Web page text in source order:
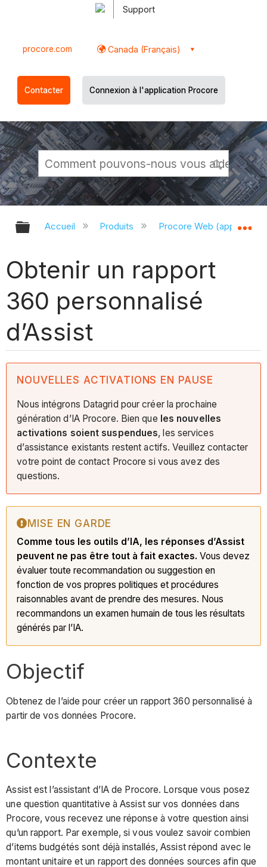
Support
procore.com Canada (Français)
Contacter Connexion à l'application Procore
Développer/réduire la hiérarchie
Accueil Produits Procore Web
Obtenir un rapport
360 personnalisé
d’Assist
NOUVELLES ACTIVATIONS EN PAUSE
Nous intégrons Datagrid pour créer la prochaine
génération d’IA Procore. Bien que les nouvelles
activations soient suspendues, les services
d’assistance existants restent actifs. Veuillez contacter
votre point de contact Procore si vous avez des
questions.
MISE EN GARDE
Comme tous les outils d’IA, les réponses d’Assist
peuvent ne pas être tout à fait exactes.Vous devez
évaluer toute recommandation ou suggestion en
fonction de vos propres politiques et procédures
raisonnables avant de prendre des mesures. Nous
recommandons un examen humain de tous les résultats
générés par l’IA.
Objectif
Obtenez de l’aide pour créer un rapport 360 personnalisé à
partir de vos données Procore.
Contexte
Assist est l’assistant d’IA de Procore. Lorsque vous posez
une question quantitative à Assist sur vos données dans
Procore, vous recevez une réponse à votre question ainsi
qu’un rapport. Par exemple, si vous voulez savoir combien
d’items budgétés sont déjà installés, Assist répond avec le
montant unitaire et un rapport des données sources afin que